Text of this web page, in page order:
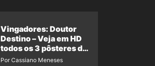
Vingadores: Doutor
Destino – Veja em HD
todos os 3 pôsteres de
‘Doomsday’ + 1 imagem
Por Cassiano Meneses